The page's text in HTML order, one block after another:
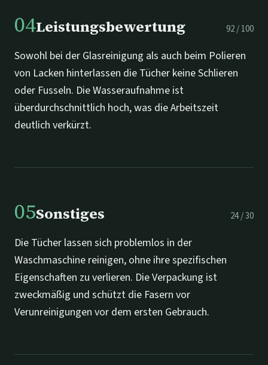
04Leistungsbewertung 92/100
Sowohl bei der Glasreinigung als auch beim Polieren
von Lacken hinterlassen die Tücher keine Schlieren
oder Fusseln. Die Wasseraufnahme ist
überdurchschnittlich hoch, was die Arbeitszeit
deutlich verkürzt.
05Sonstiges 24/30
Die Tücher lassen sich problemlos in der
Waschmaschine reinigen, ohne ihre spezifischen
Eigenschaften zu verlieren. Die Verpackung ist
zweckmäßig und schützt die Fasern vor
Verunreinigungen vor dem ersten Gebrauch.